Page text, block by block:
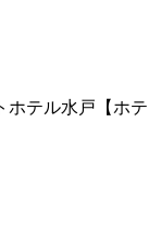
テル水戸【ホテ